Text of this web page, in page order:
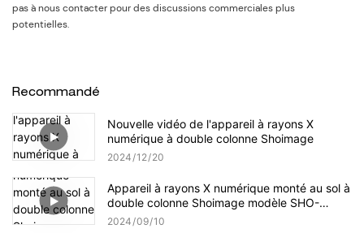
pas à nous contacter pour des discussions commerciales plus
potentielles.
Recommandé
Nouvelle vidéo de l'appareil à rayons X
numérique à double colonne Shoimage
2024 12 20
Appareil à rayons X numérique monté au sol à
double colonne Shoimage modèle SHO-
DDX02
2024 09 10